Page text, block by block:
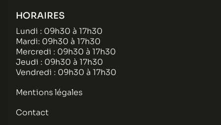
HORAIRES
Lundi : 09h30 à 17h30
Mardi: 09h30 à 17h30
Mercredi : 09h30 à 17h30
Jeudi : 09h30 à 17h30
Vendredi : 09h30 à 17h30
Mentions légales
Contact